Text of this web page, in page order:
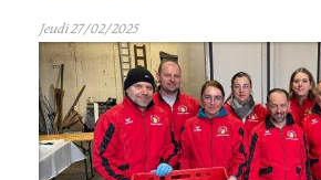
Jeudi 27/02/2025